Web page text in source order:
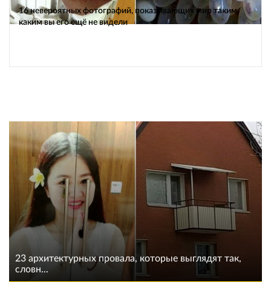
16 невероятных фотографий, показывающих мир таким,
каким вы его ещё не видели
23 архитектурных провала, которые выглядят так,
словн...